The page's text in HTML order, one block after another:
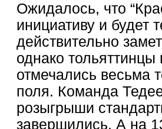
Ожидалось, что
инициативу и будет
действительно
однако тольяттинцы
отмечались весьма
поля. Команда
розыгрыши
завершились. А на